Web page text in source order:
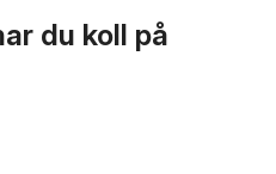
du koll på